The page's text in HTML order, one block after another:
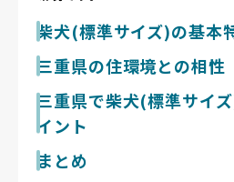
柴犬(標準サイズ)の基本
柴犬（標準サイズ）は成犬でオ
9kg前後、体高35〜41cmほどに
目以上に運動欲求が強く、1日2
でしっかり発散させると落ち着
ダブルコートで、春と秋の換毛
け毛が出るため、こまめなブラ
ん。警戒心が強く、物音や来客
三重県の住環境との相性
三重県は冬に鈴鹿山脈から「鈴
いた季節風が吹き抜け、山地部
強まります。ダブルコートの柴
期でも散歩を嫌がりにくい体質
ど沿岸部は夏に蒸し暑くなるた
三重県で柴犬(標準サイ
イント
三重県で掲載中の柴犬(標準サイ
まとめ